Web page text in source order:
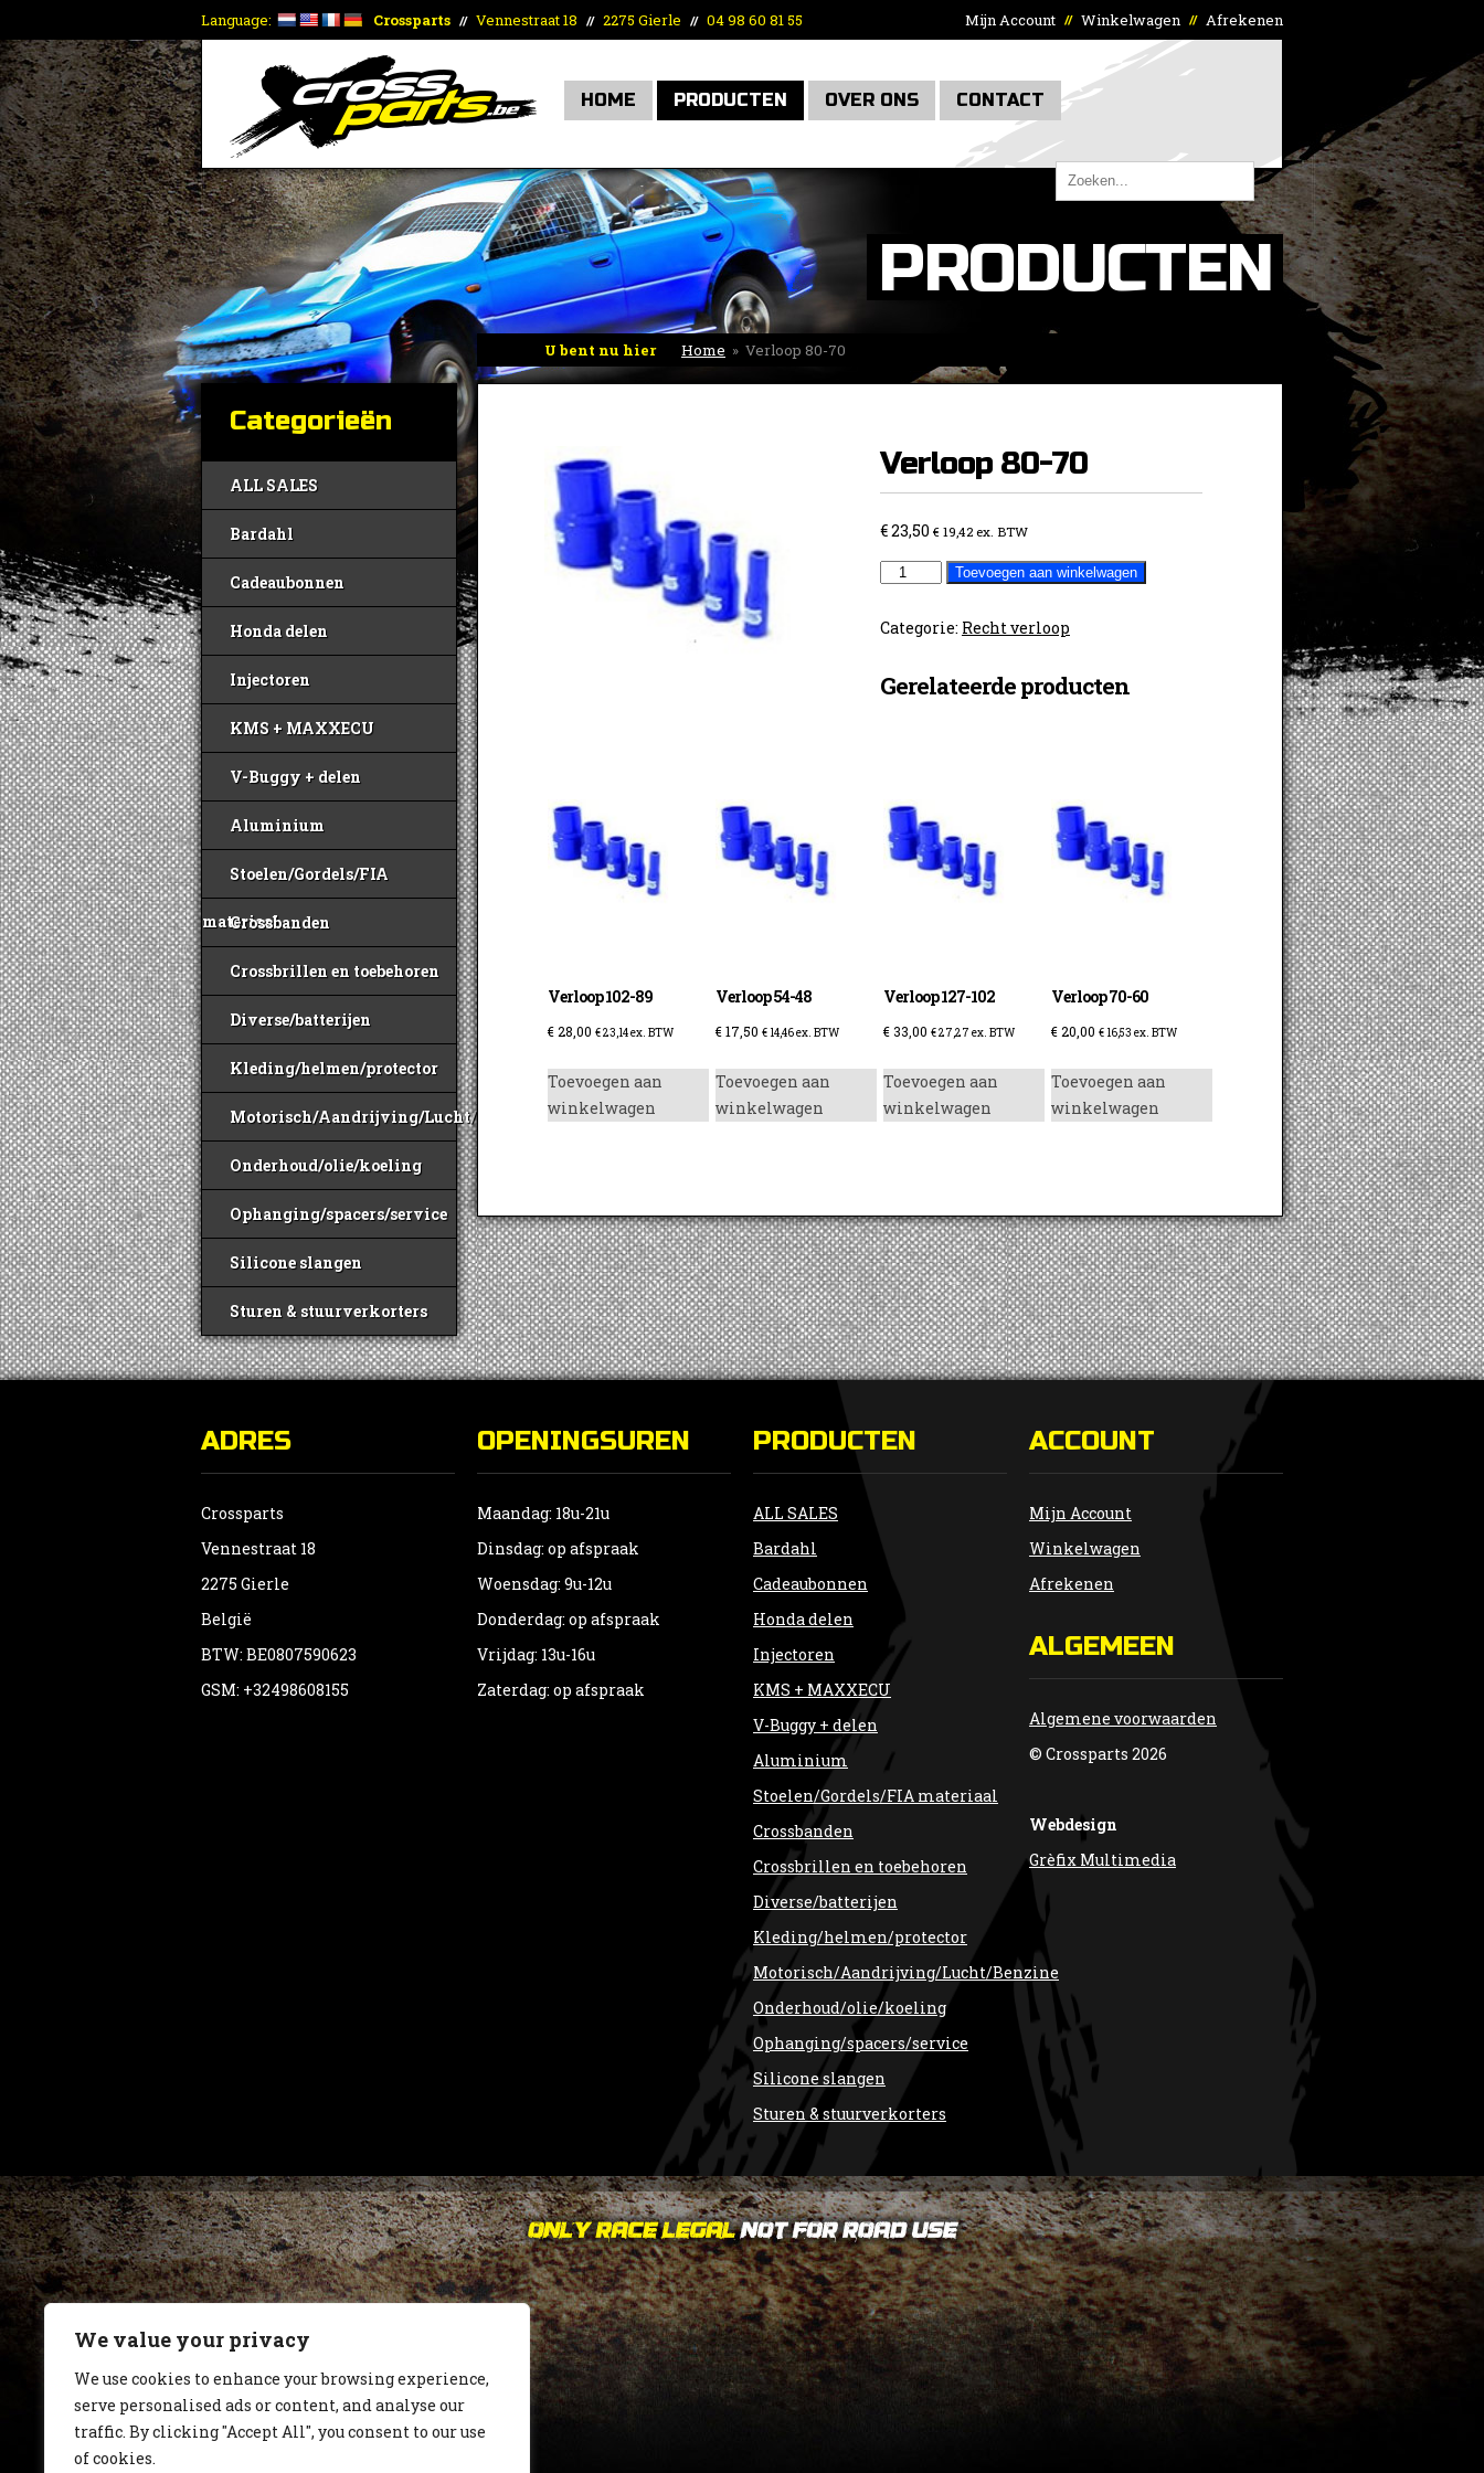
We value your privacy
We use cookies to enhance your browsing experience,
serve personalised ads or content, and analyse our
traffic. By clicking "Accept All", you consent to our use
of cookies.
Language: Crossparts // Vennestraat 18 // 2275 Gierle // 04 98 60 81 55 Mijn Account // Winkelwagen // Afrekenen
HOME PRODUCTEN OVER ONS CONTACT
PRODUCTEN
U bent nu hier Home » Verloop 80-70
Categorieën
ALL SALES
Bardahl
Cadeaubonnen
Honda delen
Injectoren
KMS + MAXXECU
V-Buggy + delen
Aluminium
Stoelen/Gordels/FIA
materiaal
Crossbanden
Crossbrillen en toebehoren
Diverse/batterijen
Kleding/helmen/protector
Motorisch/Aandrijving/Lucht/Benzine
Onderhoud/olie/koeling
Ophanging/spacers/service
Silicone slangen
Sturen & stuurverkorters
Verloop 80-70
€23,50 € 19,42ex. BTW
Verloop
70
Toevoegen aan winkelwagen
Categorie: Recht verloop
Gerelateerde producten
Verloop 102-89
€28,00 €23,14ex. BTW
Toevoegen aan
winkelwagen
Verloop 54-48
€17,50 € 14,46ex. BTW
Toevoegen aan
winkelwagen
Verloop 127-102
€33,00 €27,27 ex. BTW
Toevoegen aan
winkelwagen
Verloop 70-60
€20,00 €16,53 ex. BTW
Toevoegen aan
winkelwagen
ADRES
Crossparts
Vennestraat 18
2275 Gierle
België
BTW: BE0807590623
GSM: +32498608155
OPENINGSUREN
Maandag: 18u-21u
Dinsdag: op afspraak
Woensdag: 9u-12u
Donderdag: op afspraak
Vrijdag: 13u-16u
Zaterdag: op afspraak
PRODUCTEN
ALL SALES
Bardahl
Cadeaubonnen
Honda delen
Injectoren
KMS + MAXXECU
V-Buggy + delen
Aluminium
Stoelen/Gordels/FIA materiaal
Crossbanden
Crossbrillen en toebehoren
Diverse/batterijen
Kleding/helmen/protector
Motorisch/Aandrijving/Lucht/Benzine
Onderhoud/olie/koeling
Ophanging/spacers/service
Silicone slangen
Sturen & stuurverkorters
ACCOUNT
Mijn Account
Winkelwagen
Afrekenen
ALGEMEEN
Algemene voorwaarden
© Crossparts 2026
Webdesign
Grèfix Multimedia